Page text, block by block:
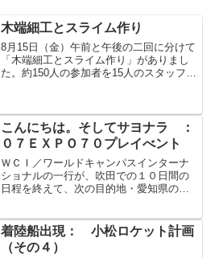
木端細工とスライム作り
8月15日（金）午前と午後の二回に分けて
「木端細工とスライム作り」がありまし
た。約150人の参加者を15人のスタッフで
備室の協力で公園整備後の樹木の剪定残
材を子どもの...
こんにちは。そしてサヨナラ ：
０７ＥＸＰＯ７０プレイべント
ＷＣＩ／ワールドキャンパスインターナ
ショナルの一行が、吹田での１０日間の
日程を終えて、次の目的地・愛知県の豊
ョンを体験してもらいましたが、とりわ
け吹田市立博物館での体験...
着陸船出現： 小松ロケット計画
（その４）